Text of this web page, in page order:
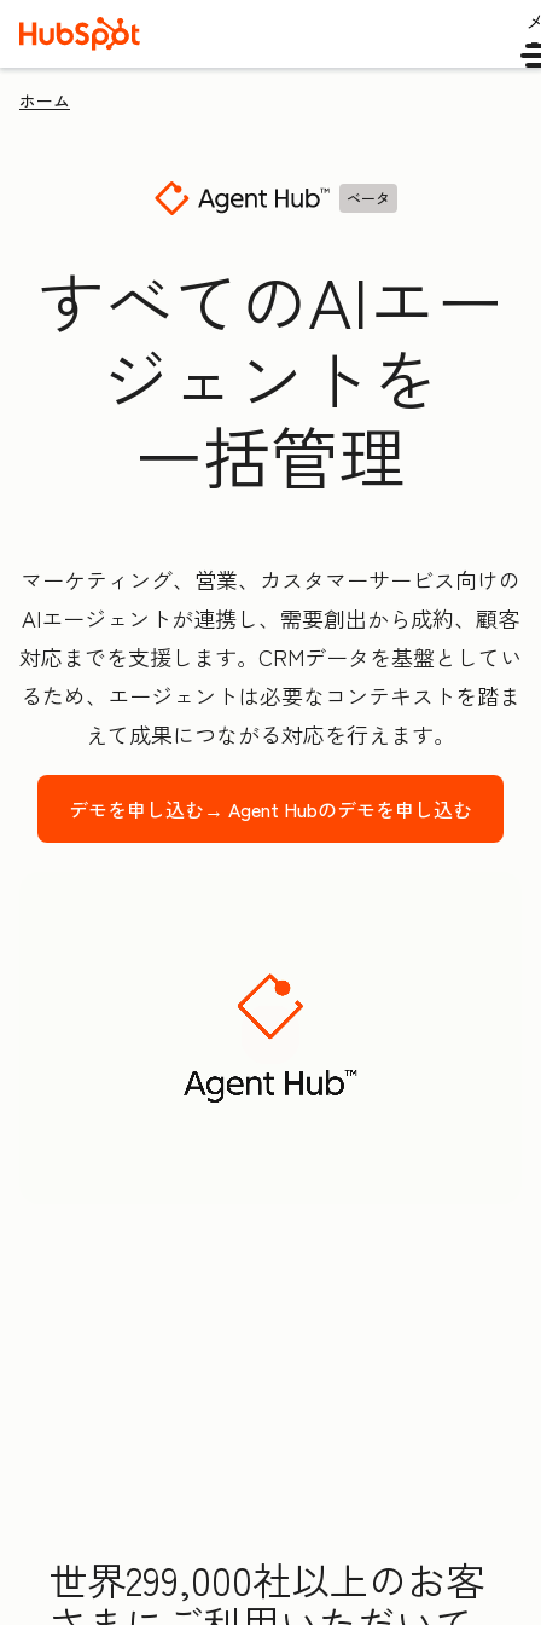
ホーム
ベータ
すべてのAIエー
ジェントを
一括管理
マーケティング、営業、カスタマーサービス向けの
AIエージェントが連携し、需要創出から成約、顧客
対応までを支援します。CRMデータを基盤としてい
るため、エージェントは必要なコンテキストを踏ま
えて成果につながる対応を行えます。
デモを申し込む→ Agent Hubのデモを申し込む
世界299,000社以上のお客